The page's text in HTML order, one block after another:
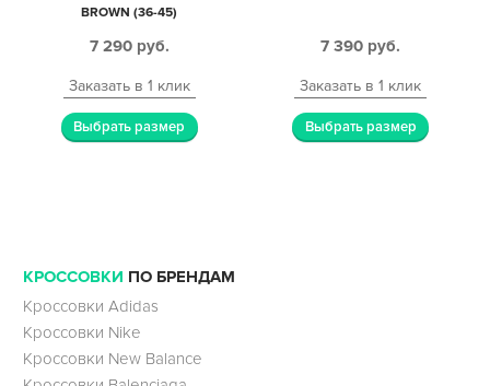
BROWN (36-45)
7 290 руб.
Заказать в 1 клик
Выбрать размер
7 390 руб.
Заказать в 1 клик
Выбрать размер
КРОССОВКИ ПО БРЕНДАМ
Кроссовки Adidas
Кроссовки Nike
Кроссовки New Balance